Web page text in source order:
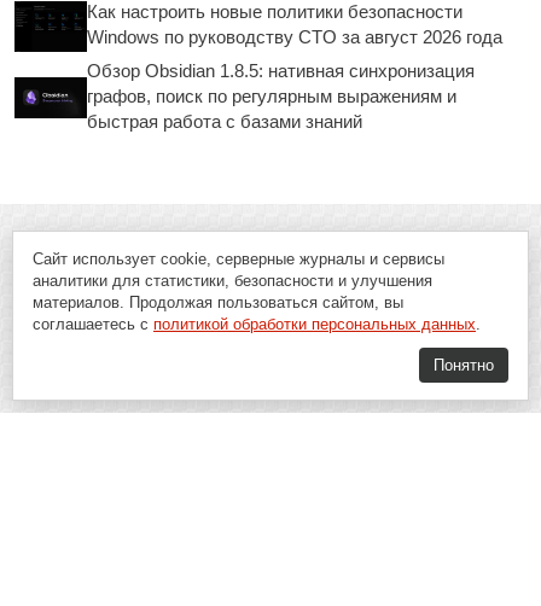
Как настроить новые политики безопасности
Windows по руководству CTO за август 2026 года
Обзор Obsidian 1.8.5: нативная синхронизация
графов, поиск по регулярным выражениям и
быстрая работа с базами знаний
Сайт использует cookie, серверные журналы и сервисы
аналитики для статистики, безопасности и улучшения
материалов. Продолжая пользоваться сайтом, вы
соглашаетесь с политикой обработки персональных данных.
Понятно